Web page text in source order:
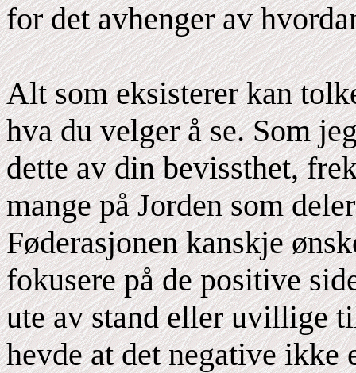
for det avhenger av
Alt som eksisterer kan
hva du velger å se. Som
dette av din bevissthet,
mange på Jorden som
Føderasjonen kanskje
fokusere på de positive
ute av stand eller uvillige
hevde at det negative ikke